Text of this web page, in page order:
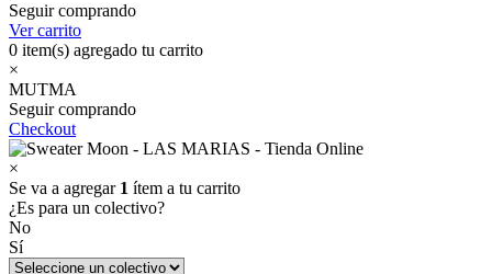
Seguir comprando
Ver carrito
0 item(s) agregado tu carrito
×
MUTMA
Seguir comprando
Checkout
×
Se va a agregar 1 ítem a tu carrito
¿Es para un colectivo?
No
Sí